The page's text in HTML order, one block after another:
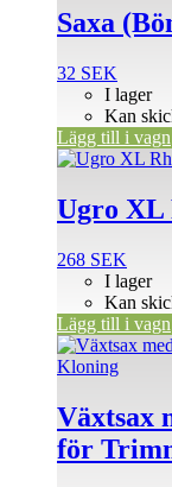
Saxa
32 SEK
I lager
Kan
Lägg till i vagn
Ugro XL
268 SEK
I lager
Kan
Lägg till i vagn
Växtsax
för